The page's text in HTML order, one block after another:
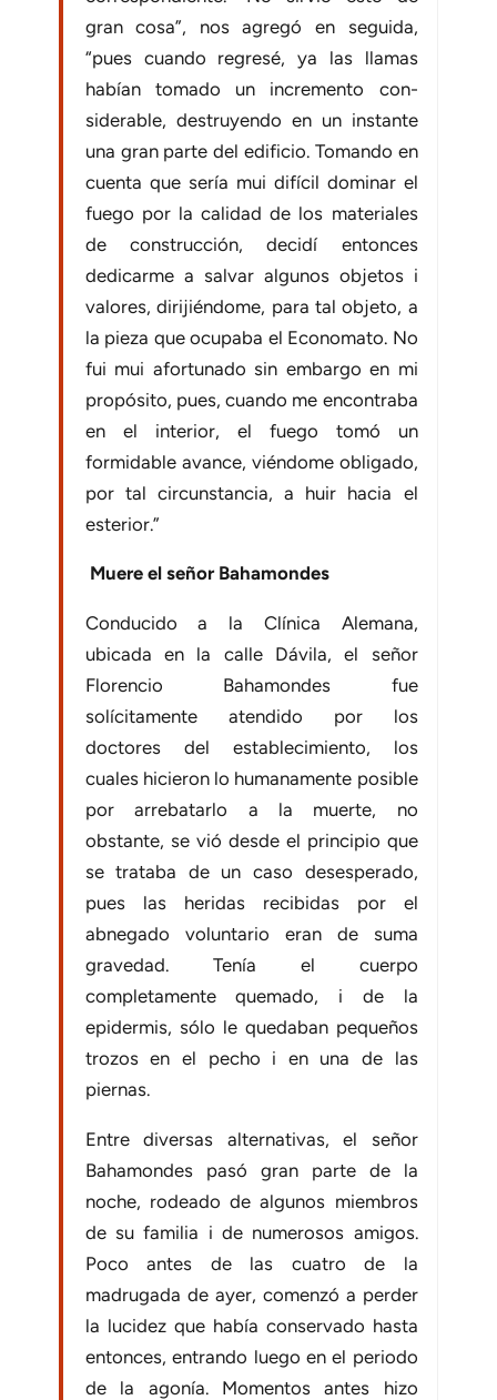
gran cosa”, nos agregó en seguida,
“pues cuando regresé, ya las llamas
habían tomado un incremento con­
siderable, destruyendo en un instante
una gran parte del edificio. Tomando en
cuenta que sería mui difícil dominar el
fuego por la calidad de los materiales
de construcción, decidí entonces
dedicarme a salvar algunos objetos i
valores, dirijiéndome, para tal objeto, a
la pieza que ocupaba el Economato. No
fui mui afortunado sin embargo en mi
propósito, pues, cuando me encontraba
en el interior, el fuego tomó un
formidable avance, viéndome obligado,
por tal circunstancia, a huir hacia el
esterior.”
Muere el señor Bahamondes
Conducido a la Clínica Alemana,
ubicada en la calle Dávila, el señor
Florencio Bahamondes fue
solícitamente atendido por los
doctores del establecimiento, los
cuales hicieron lo humanamente posible
por arrebatarlo a la muerte, no
obstante, se vió desde el principio que
se trataba de un caso desesperado,
pues las heridas recibidas por el
abnegado volunta­rio eran de suma
gravedad. Tenía el cuerpo
completamente quemado, i de la
epidermis, sólo le quedaban pequeños
trozos en el pecho i en una de las
piernas.
Entre diversas alternativas, el señor
Bahamondes pasó gran parte de la
noche, rodeado de algunos miembros
de su familia i de numerosos amigos.
Poco antes de las cuatro de la
madrugada de ayer, comenzó a perder
la lucidez que había conservado hasta
entonces, entrando luego en el periodo
de la agonía. Momentos antes hizo